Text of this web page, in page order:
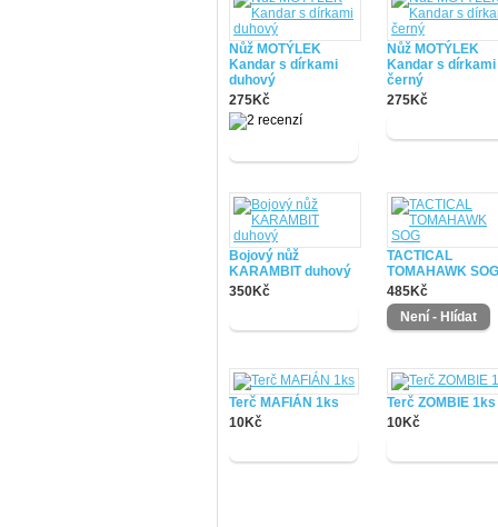
Nůž MOTÝLEK
Kandar s dírkami
duhový
275Kč
Nůž MOTÝLEK
Kandar s dírkami
černý
275Kč
Bojový nůž
KARAMBIT duhový
350Kč
TACTICAL
TOMAHAWK SOG
485Kč
Terč MAFIÁN 1ks
10Kč
Terč ZOMBIE 1ks
10Kč